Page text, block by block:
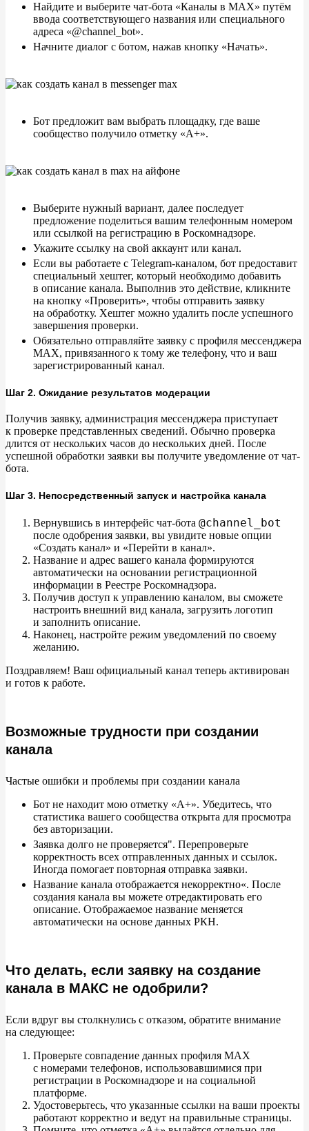
Найдите и выберите чат-бота «Каналы в MAX» путём
ввода соответствующего названия или специального
адреса «@channel_bot».
Начните диалог с ботом, нажав кнопку «Начать».
Бот предложит вам выбрать площадку, где ваше
сообщество получило отметку «А+».
Выберите нужный вариант, далее последует
предложение поделиться вашим телефонным номером
или ссылкой на регистрацию в Роскомнадзоре.
Укажите ссылку на свой аккаунт или канал.
Если вы работаете с Telegram-каналом, бот предоставит
специальный хештег, который необходимо добавить
в описание канала. Выполнив это действие, кликните
на кнопку «Проверить», чтобы отправить заявку
на обработку. Хештег можно удалить после успешного
завершения проверки.
Обязательно отправляйте заявку с профиля мессенджера
MAX, привязанного к тому же телефону, что и ваш
зарегистрированный канал.
Шаг 2. Ожидание результатов модерации
Получив заявку, администрация мессенджера приступает
к проверке представленных сведений. Обычно проверка
длится от нескольких часов до нескольких дней. После
успешной обработки заявки вы получите уведомление от чат-
бота.
Шаг 3. Непосредственный запуск и настройка канала
Вернувшись в интерфейс чат-бота @channel_bot
после одобрения заявки, вы увидите новые опции
«Создать канал» и «Перейти в канал».
Название и адрес вашего канала формируются
автоматически на основании регистрационной
информации в Реестре Роскомнадзора.
Получив доступ к управлению каналом, вы сможете
настроить внешний вид канала, загрузить логотип
и заполнить описание.
Наконец, настройте режим уведомлений по своему
желанию.
Поздравляем! Ваш официальный канал теперь активирован
и готов к работе.
Возможные трудности при создании
канала
Частые ошибки и проблемы при создании канала
Бот не находит мою отметку «А+». Убедитесь, что
статистика вашего сообщества открыта для просмотра
без авторизации.
Заявка долго не проверяется". Перепроверьте
корректность всех отправленных данных и ссылок.
Иногда помогает повторная отправка заявки.
Название канала отображается некорректно«. После
создания канала вы можете отредактировать его
описание. Отображаемое название меняется
автоматически на основе данных РКН.
Что делать, если заявку на создание
канала в МАКС не одобрили?
Если вдруг вы столкнулись с отказом, обратите внимание
на следующее:
Проверьте совпадение данных профиля MAX
с номерами телефонов, использовавшимися при
регистрации в Роскомнадзоре и на социальной
платформе.
Удостоверьтесь, что указанные ссылки на ваши проекты
работают корректно и ведут на правильные страницы.